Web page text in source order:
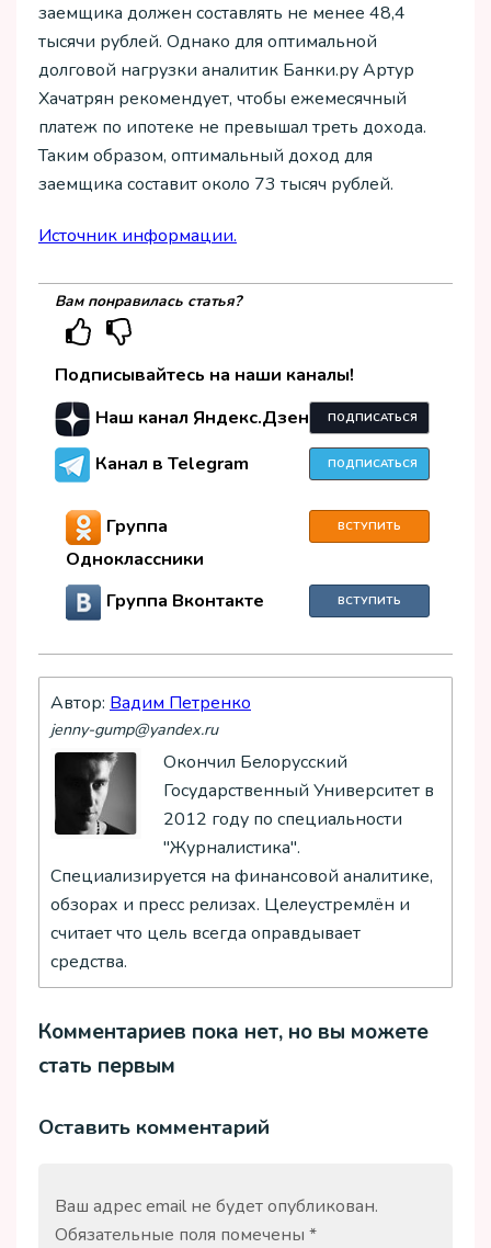
заемщика должен составлять не менее 48,4
тысячи рублей. Однако для оптимальной
долговой нагрузки аналитик Банки.ру Артур
Хачатрян рекомендует, чтобы ежемесячный
платеж по ипотеке не превышал треть дохода.
Таким образом, оптимальный доход для
заемщика составит около 73 тысяч рублей.
Источник информации.
Вам понравилась статья?
Подписывайтесь на наши каналы!
Наш канал Яндекс.Дзен
ПОДПИСАТЬСЯ
Канал в Telegram ПОДПИСАТЬСЯ
Группа
Одноклассники
ВСТУПИТЬ
Группа Вконтакте ВСТУПИТЬ
Автор: Вадим Петренко
jenny-gump@yandex.ru
Окончил Белорусский
Государственный Университет в
2012 году по специальности
"Журналистика".
Специализируется на финансовой аналитике,
обзорах и пресс релизах. Целеустремлён и
считает что цель всегда оправдывает
средства.
Комментариев пока нет, но вы можете
стать первым
Оставить комментарий
Ваш адрес email не будет опубликован.
Обязательные поля помечены *